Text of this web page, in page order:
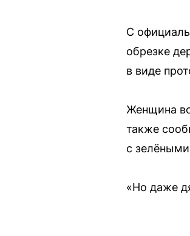
С
обрезке
в виде
Женщина
также
с
«Но даже